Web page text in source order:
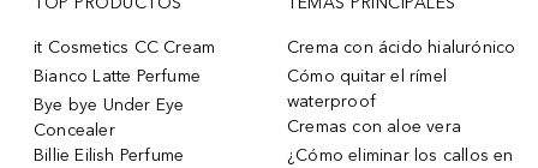
it Cosmetics CC Cream
Bianco Latte Perfume
Bye bye Under Eye
Concealer
Billie Eilish Perfume
Crema con ácido hialurónico
Cómo quitar el rímel
waterproof
Cremas con aloe vera
¿Cómo eliminar los callos en